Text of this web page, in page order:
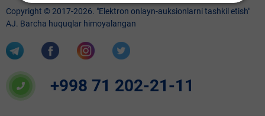
Copyright © 2017-2026. "Elektron onlayn-auksionlarni tashkil etish"
AJ. Barcha huquqlar himoyalangan
+998 71 202-21-11